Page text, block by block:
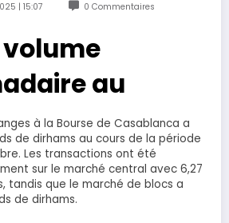
| 15:07 0 Commentaires
volume
au
à la Bourse de Casablanca a
de dirhams au cours de la période
Les transactions ont été
sur le marché central avec 6,27
tandis que le marché de blocs a
de dirhams.